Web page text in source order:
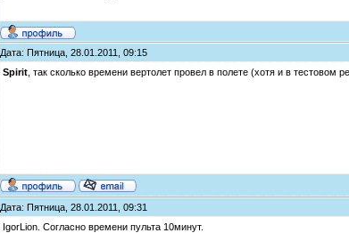
Дата: Пятница, 28.01.2011, 09:15
Spirit , так сколько времени вертолет провел в полете (хотя и в тестовом
Дата: Пятница, 28.01.2011, 09:31
IgorLion. Согласно времени пульта 10минут.